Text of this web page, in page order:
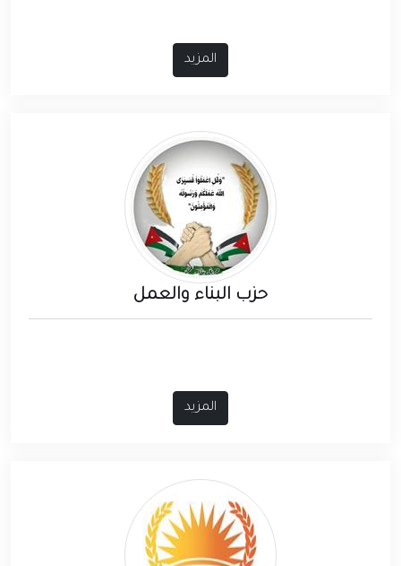
المزيد
حزب البناء والعمل
المزيد